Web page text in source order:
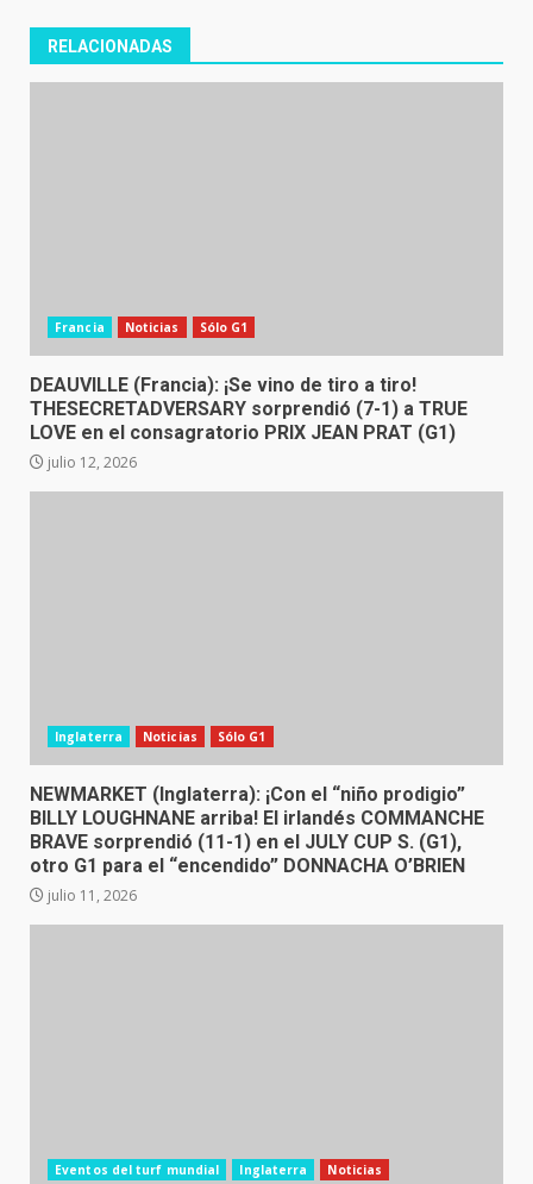
RELACIONADAS
Francia Noticias Sólo G1
DEAUVILLE (Francia): ¡Se vino de tiro a tiro!
THESECRETADVERSARY sorprendió (7-1) a TRUE
LOVE en el consagratorio PRIX JEAN PRAT (G1)
julio 12, 2026
Inglaterra Noticias Sólo G1
NEWMARKET (Inglaterra): ¡Con el “niño prodigio”
BILLY LOUGHNANE arriba! El irlandés COMMANCHE
BRAVE sorprendió (11-1) en el JULY CUP S. (G1),
otro G1 para el “encendido” DONNACHA O’BRIEN
julio 11, 2026
Eventos del turf mundial Inglaterra Noticias